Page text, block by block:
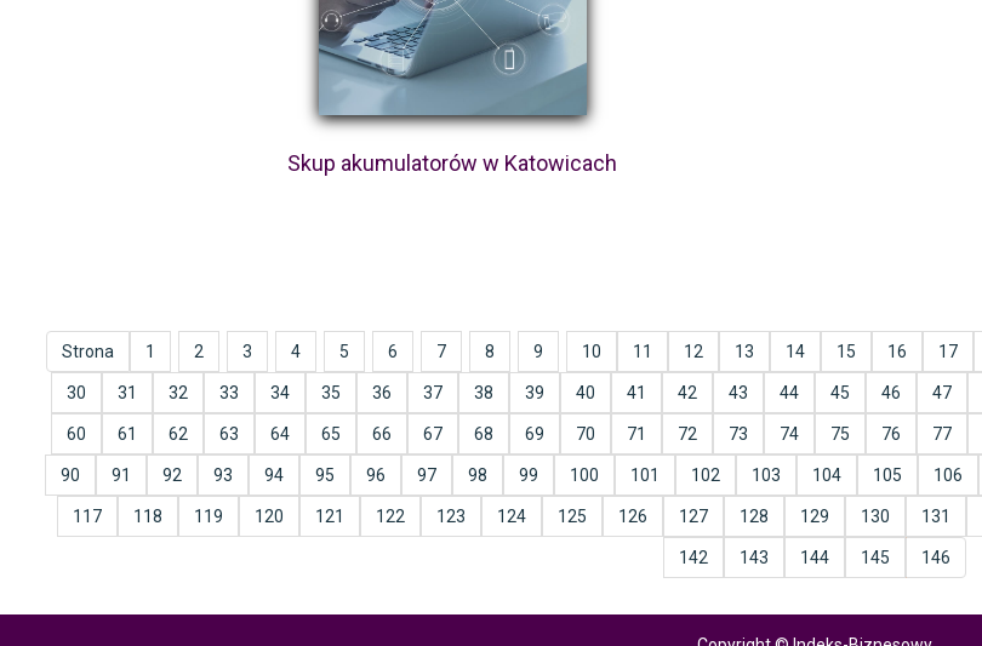
Skup akumulatorów w Katowicach
Strona 1 2 3 4 5 6 7 8 9 10 11 12 13 14 15 16 17
30 31 32 33 34 35 36 37 38 39 40 41 42 43 44 45 46 47
60 61 62 63 64 65 66 67 68 69 70 71 72 73 74 75 76 77
90 91 92 93 94 95 96 97 98 99 100 101 102 103 104 105 106
117 118 119 120 121 122 123 124 125 126 127 128 129 130 131
142 143 144 145 146